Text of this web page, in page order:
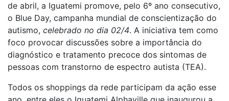
de abril, a Iguatemi promove, pelo 6º ano consecutivo,
o Blue Day, campanha mundial de conscientização do
autismo, celebrado no dia 02/4. A iniciativa tem como
foco provocar discussões sobre a importância do
diagnóstico e tratamento precoce dos sintomas de
pessoas com transtorno de espectro autista (TEA).
Todos os shoppings da rede participam da ação esse